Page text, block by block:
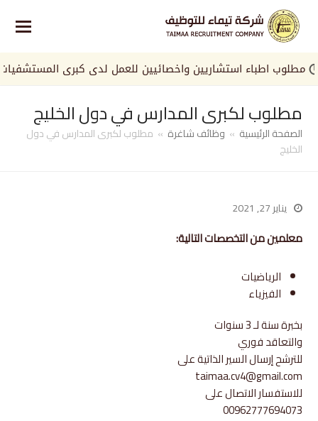
اطباء استشاريين واخصائيين للعمل لدى كبرى المستشفيات
مطلوب لكبرى المدارس في دول الخليج
الصفحة الرئيسية » وظائف شاغرة » مطلوب لكبرى المدارس في دول
الخليج
يناير 27, 2021
معلمين من التخصصات التالية:
الرياضيات
الفيزياء
بخبرة سنة لـ 3 سنوات
والتعاقد فوري
للترشح إرسال السير الذاتية على
taimaa.cv4@gmail.com
للاستفسار الاتصال على
00962777694073